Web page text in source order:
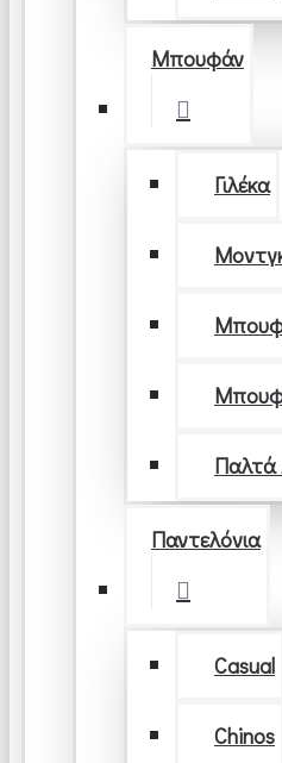
Μπουφάν
Γιλέκα
Παλτά
Παντελόνια
Casual
Chinos